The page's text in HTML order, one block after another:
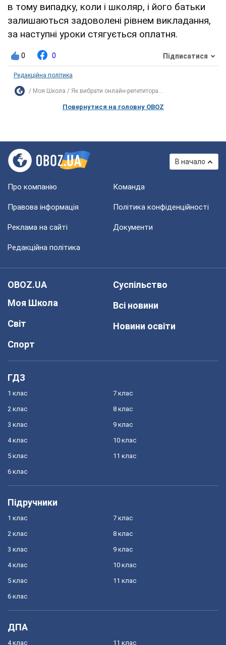
в тому випадку, коли і школяр, і його батьки
залишаються задоволені рівнем викладання,
за наступні уроки стягується оплатня.
0 0 Підписатися
Редакційна політика
Моя Школа Як вибрати онлайн-репетитора...
Повернутися на головну OBOZ
В начало
Про компанію Команда
Правова інформація Політика конфіденційності
Реклама на сайті Документи
Редакційна політика
OBOZ.UA
Моя Школа
Світ
Спорт
Суспільство
Всі новини
Новини освіти
ГДЗ
1 клас
2 клас
3 клас
4 клас
5 клас
6 клас
7 клас
8 клас
9 клас
10 клас
11 клас
Підручники
1 клас
2 клас
3 клас
4 клас
5 клас
6 клас
7 клас
8 клас
9 клас
10 клас
11 клас
ДПА
4 клас 11 клас